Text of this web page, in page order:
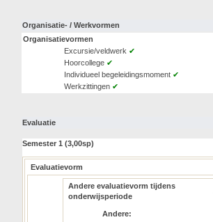
Organisatie- / Werkvormen
Organisatievormen
Excursie/veldwerk ✔
Hoorcollege ✔
Individueel begeleidingsmoment ✔
Werkzittingen ✔
Evaluatie
Semester 1 (3,00sp)
Evaluatievorm
Andere evaluatievorm tijdens
onderwijsperiode
Andere: